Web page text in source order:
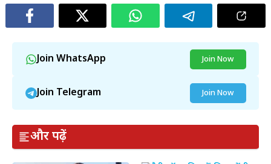
Join WhatsApp Join Now
Join Telegram Join Now
और पढ़ें